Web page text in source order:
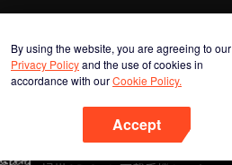
By using the website, you are agreeing to our
Privacy Policyand the use of cookies in
accordance with ourCookie Policy.
Accept